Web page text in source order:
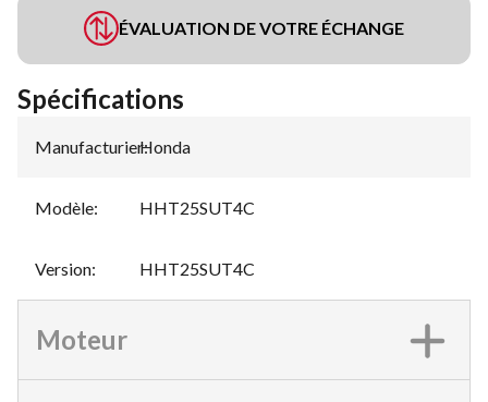
ÉVALUATION DE VOTRE ÉCHANGE
Spécifications
Manufacturier:
Honda
Modèle: HHT25SUT4C
Version: HHT25SUT4C
Moteur